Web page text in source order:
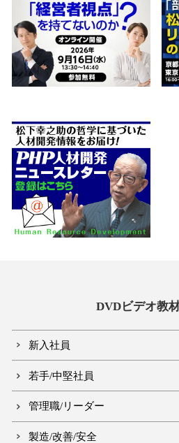
DVDビデオ教
新入社員
若手/中堅社員
管理職/リーダー
製造/改善/安全